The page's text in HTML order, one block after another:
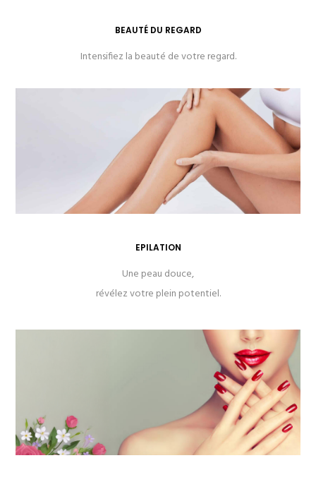
BEAUTÉ DU REGARD
Intensifiez la beauté de votre regard.
EPILATION
Une peau douce,
révélez votre plein potentiel.